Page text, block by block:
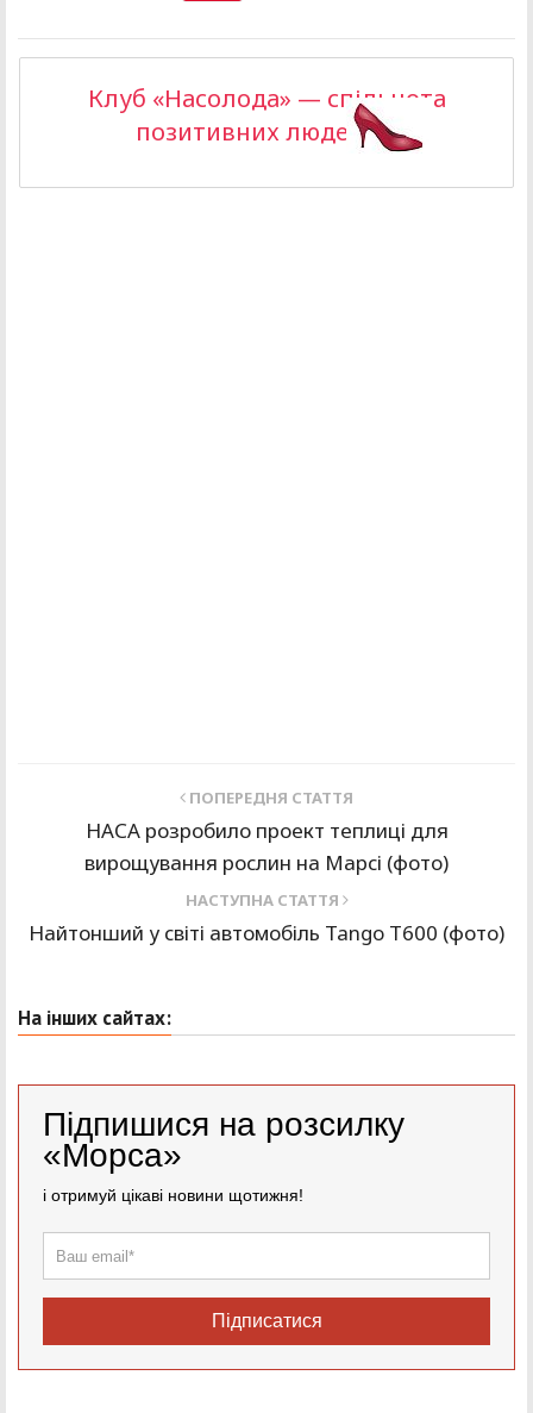
Клуб «Насолода» — спільнота
позитивних людей >>
ПОПЕРЕДНЯ СТАТТЯ
НАСА розробило проект теплиці для
вирощування рослин на Марсі (фото)
НАСТУПНА СТАТТЯ
Найтонший у світі автомобіль Tango T600 (фото)
На інших сайтах:
Підпишися на розсилку
«Морса»
і отримуй цікаві новини щотижня!
Підписатися